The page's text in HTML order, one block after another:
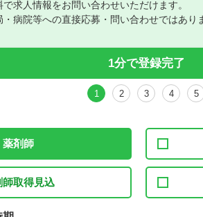
で求人情報をお問い合わせいただけます。
・病院等への直接応募・問い合わせではあり
1分で登録完了
1 2 3 4 5
薬剤師
師取得見込